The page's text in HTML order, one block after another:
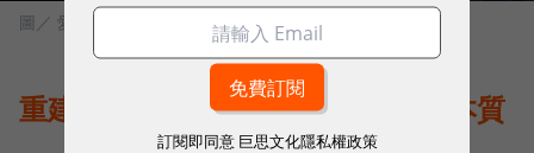
圖／ 愛范兒
重建果蠅大腦，探索生命和智力的本質
訂閱即同意 巨思文化隱私權政策